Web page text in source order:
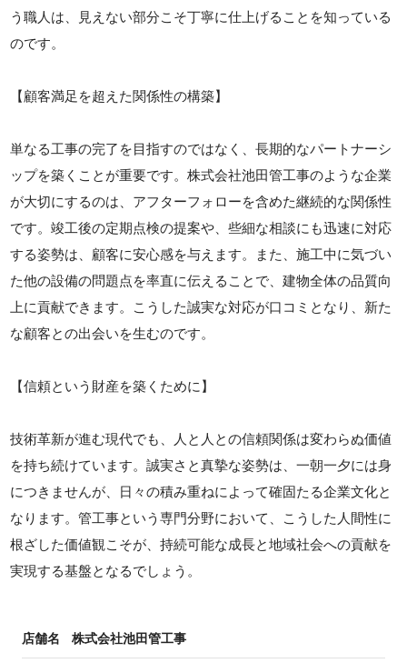
う職人は、見えない部分こそ丁寧に仕上げることを知っている
のです。
【顧客満足を超えた関係性の構築】
単なる工事の完了を目指すのではなく、長期的なパートナーシ
ップを築くことが重要です。株式会社池田管工事のような企業
が大切にするのは、アフターフォローを含めた継続的な関係性
です。竣工後の定期点検の提案や、些細な相談にも迅速に対応
する姿勢は、顧客に安心感を与えます。また、施工中に気づい
た他の設備の問題点を率直に伝えることで、建物全体の品質向
上に貢献できます。こうした誠実な対応が口コミとなり、新た
な顧客との出会いを生むのです。
【信頼という財産を築くために】
技術革新が進む現代でも、人と人との信頼関係は変わらぬ価値
を持ち続けています。誠実さと真摯な姿勢は、一朝一夕には身
につきませんが、日々の積み重ねによって確固たる企業文化と
なります。管工事という専門分野において、こうした人間性に
根ざした価値観こそが、持続可能な成長と地域社会への貢献を
実現する基盤となるでしょう。
店舗名 株式会社池田管工事